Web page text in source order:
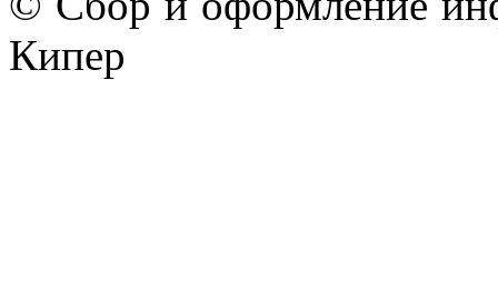
Кипер